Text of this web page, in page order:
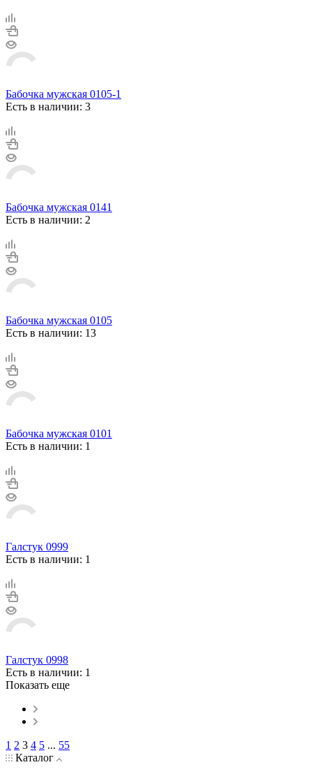
Бабочка мужская 0105-1
Есть в наличии: 3
Бабочка мужская 0141
Есть в наличии: 2
Бабочка мужская 0105
Есть в наличии: 13
Бабочка мужская 0101
Есть в наличии: 1
Галстук 0999
Есть в наличии: 1
Галстук 0998
Есть в наличии: 1
Показать еще
1 2 3 4 5 ... 55
Каталог